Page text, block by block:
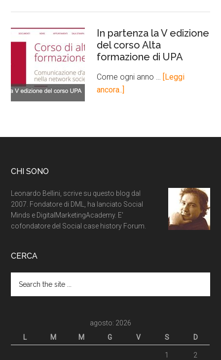
In partenza la V edizione
del corso Alta
formazione di UPA
Come ogni anno …
[Leggi
ancora..]
CHI SONO
Leonardo Bellini, scrive su questo blog dal
2007. Fondatore di DML, ha lanciato Social
Minds e DigitalMarketingAcademy. E'
cofondatore del Social case history Forum.
CERCA
agosto: 2026
L
M M G V S D
1 2